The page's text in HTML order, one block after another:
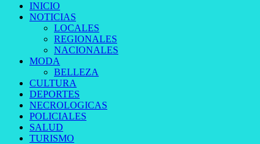
INICIO
NOTICIAS
LOCALES
REGIONALES
NACIONALES
MODA
BELLEZA
CULTURA
DEPORTES
NECROLOGICAS
POLICIALES
SALUD
TURISMO